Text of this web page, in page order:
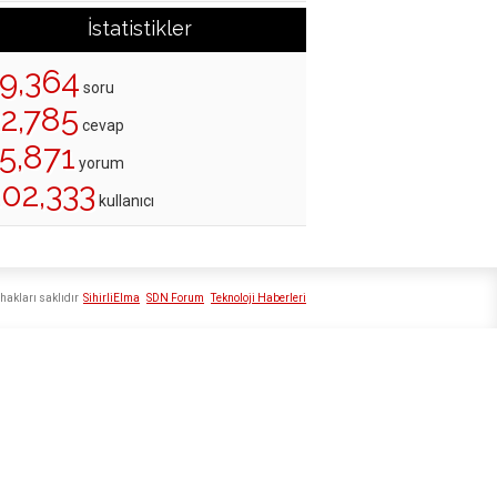
İstatistikler
soru
cevap
yorum
kullanıcı
SihirliElma SDN Forum Teknoloji Haberleri
saklıdır